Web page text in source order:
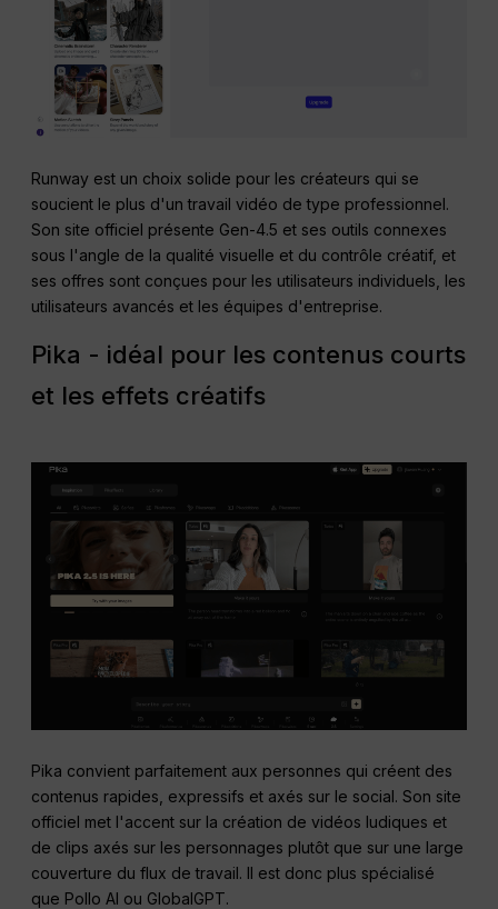
Runway est un choix solide pour les créateurs qui se
soucient le plus d'un travail vidéo de type professionnel.
Son site officiel présente Gen-4.5 et ses outils connexes
sous l'angle de la qualité visuelle et du contrôle créatif, et
ses offres sont conçues pour les utilisateurs individuels, les
utilisateurs avancés et les équipes d'entreprise.
Pika - idéal pour les contenus courts
et les effets créatifs
Pika convient parfaitement aux personnes qui créent des
contenus rapides, expressifs et axés sur le social. Son site
officiel met l'accent sur la création de vidéos ludiques et
de clips axés sur les personnages plutôt que sur une large
couverture du flux de travail. Il est donc plus spécialisé
que Pollo AI ou GlobalGPT.